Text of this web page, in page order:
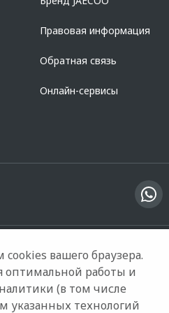
Правовая информация
Обратная связь
Онлайн-сервисы
вашего браузера.
оптимальной работы и
(в том числе
указанных технологий